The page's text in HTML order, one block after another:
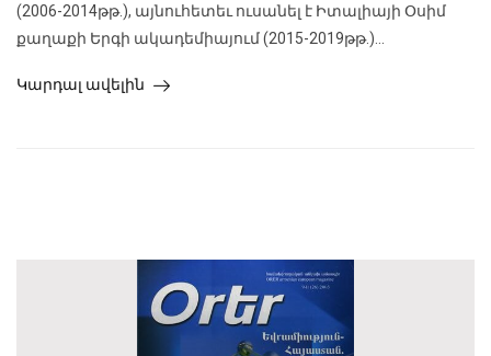
(2006-2014թթ.), այնուհետեւ ուսանել է Իտալիայի Օսիմ
քաղաքի Երգի ակադեմիայում (2015-2019թթ.)...
Կարդալ ավելին